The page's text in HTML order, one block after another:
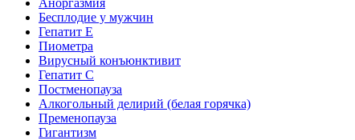
Аноргазмия
Бесплодие у мужчин
Гепатит E
Пиометра
Вирусный конъюнктивит
Гепатит C
Постменопауза
Алкогольный делирий (белая горячка)
Пременопауза
Гигантизм